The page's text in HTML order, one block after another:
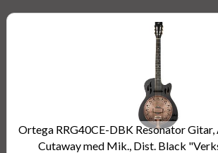
Ortega RRG40CE-DBK Resonator Gitar,
Cutaway med Mik., Dist. Black